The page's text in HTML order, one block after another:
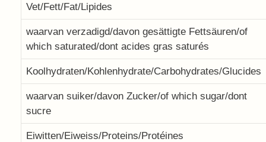
Vet/Fett/Fat/Lipides
waarvan verzadigd/davon gesättigte Fettsäuren/of
which saturated/dont acides gras saturés
Koolhydraten/Kohlenhydrate/Carbohydrates/Glucides
waarvan suiker/davon Zucker/of which sugar/dont
sucre
Eiwitten/Eiweiss/Proteins/Protéines